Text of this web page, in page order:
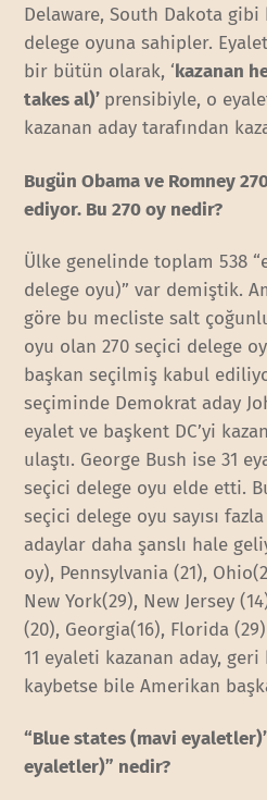
Delaware, South Dakota gibi
delege oyuna sahipler.
bir bütün olarak, ‘kazanan
takes al)’ prensibiyle, o
kazanan aday tarafından
Bugün Obama ve Romney
ediyor. Bu 270 oy nedir?
Ülke genelinde toplam 538
delege oyu)” var demiştik.
göre bu mecliste salt
oyu olan 270 seçici delege
başkan seçilmiş kabul
seçiminde Demokrat aday
eyalet ve başkent DC’yi
ulaştı. George Bush ise 31
seçici delege oyu elde etti.
seçici delege oyu sayısı
adaylar daha şanslı hale
oy), Pennsylvania (21),
New York(29), New Jersey
(20), Georgia(16), Florida
11 eyaleti kazanan aday,
kaybetse bile Amerikan
“Blue states (mavi
eyaletler)” nedir?